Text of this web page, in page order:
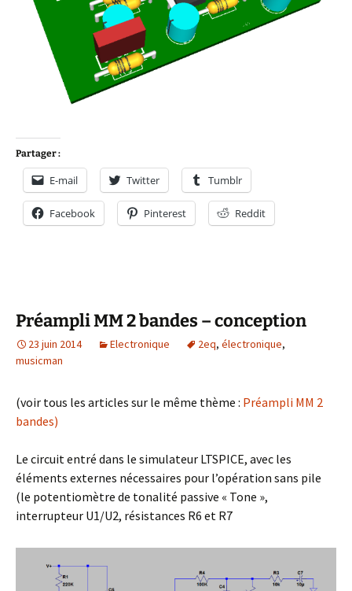
Partager :
E-mail Twitter Tumblr
Facebook Pinterest Reddit
Préampli MM 2 bandes – conception
23 juin 2014 Electronique 2eq, électronique,
musicman
(voir tous les articles sur le même thème : Préampli MM 2
bandes)
Le circuit entré dans le simulateur LTSPICE, avec les
éléments externes nécessaires pour l’opération sans pile
(le potentiomètre de tonalité passive « Tone »,
interrupteur U1/U2, résistances R6 et R7